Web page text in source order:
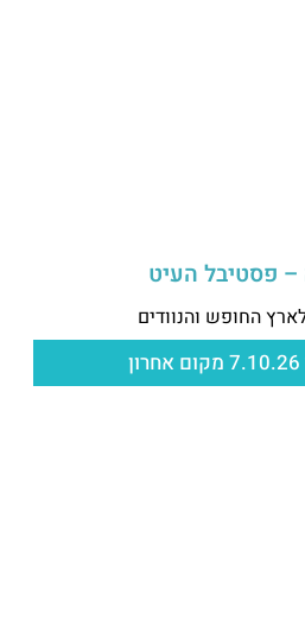
– פסטיבל העיט
לארץ החופש והנוודים